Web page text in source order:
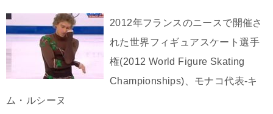
2012年フランスのニースで開催さ
れた世界フィギュアスケート選手
権(2012 World Figure Skating
Championships)、モナコ代表-キ
ム・ルシーヌ